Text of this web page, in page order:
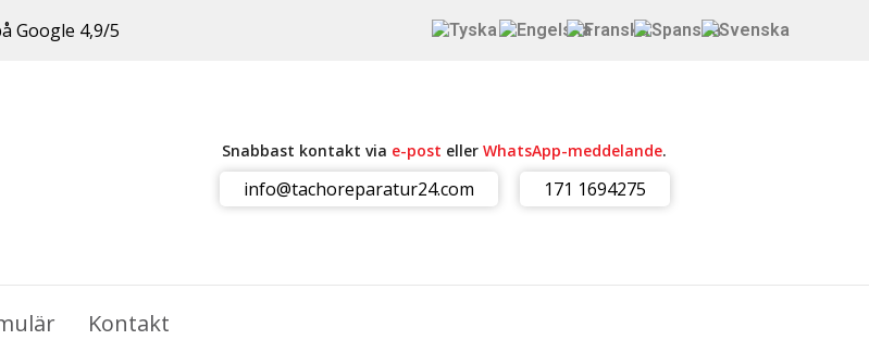
Google 4,9/5
Snabbast kontakt via e-post ellerWhatsApp-meddelande.
info@tachoreparatur24.com 171 1694275
Kontakt